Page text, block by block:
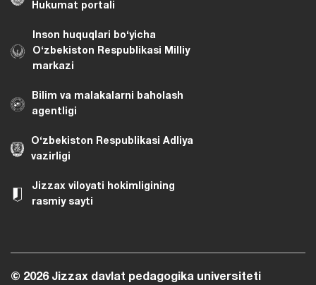
Hukumat portali
Inson huquqlari bo‘yicha
O‘zbekiston Respublikasi Milliy
markazi
Bilim va malakalarni baholash
agentligi
O‘zbekiston Respublikasi Adliya
vazirligi
Jizzax viloyati hokimligining
rasmiy sayti
© 2026 Jizzax davlat pedagogika universiteti